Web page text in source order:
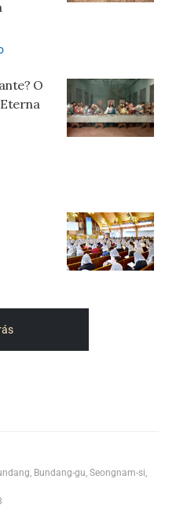
O
Bundang-gu, Seongnam-si,